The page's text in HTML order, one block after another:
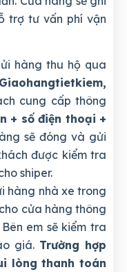
trợ tư vấn phí vận
hàng thu hộ qua
Giaohangtietkiem,
cung cấp thông
+ số điện thoại +
sẽ đóng và gửi
được kiểm tra
shiper.
hàng nhà xe trong
cửa hàng thông
em sẽ kiểm tra
giá. Trường hợp
lòng thanh toán